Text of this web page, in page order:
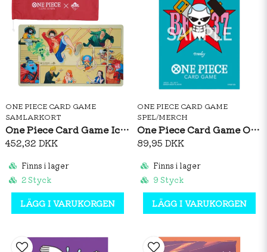
ONE PIECE CARD GAME
SAMLARKORT
One Piece Card Game Ichiban Kuji Playmat
452,32 DKK
Finns i lager
2 Styck
LÄGG I VARUKORGEN
ONE PIECE CARD GAME
SPEL/MERCH
One Piece Card Game Official Sleeves: Premium Matte Franky
89,95 DKK
Finns i lager
9 Styck
LÄGG I VARUKORGEN